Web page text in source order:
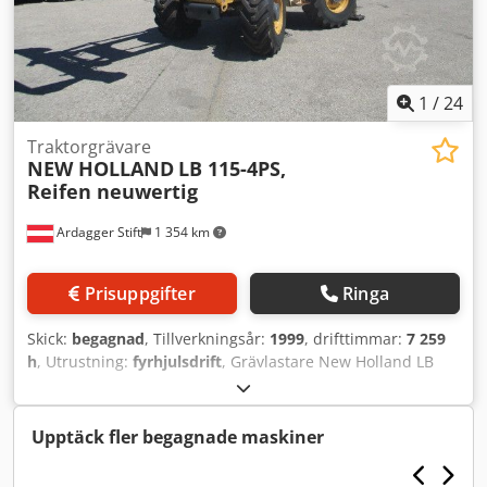
1 /24
Ardagger Stift 1 354 km
Traktorgrävare
NEW HOLLAND LB 115-4PS,
Reifen neuwertig
Prisuppgifter Ringa
Skick: begagnad, Tillverkningsår: 1999, drifttimmar: 7 259
h, Utrustning: fyrhjulsdrift, Grävlastare New Holland LB
115, 4 hk, med "hundstyrning", däck i nyskick,
grävmaskinen har österrikiska registreringshandlingar,
egenvikt: 8 300 kg, chassinummer: 031015705, kontakt:
Ivelina Redl (ryska, bulgariska, serbiska, engelska, tyska),
telefonnummer: [telefonnummer], med reservation för fel
Upptäck fler begagnade maskiner